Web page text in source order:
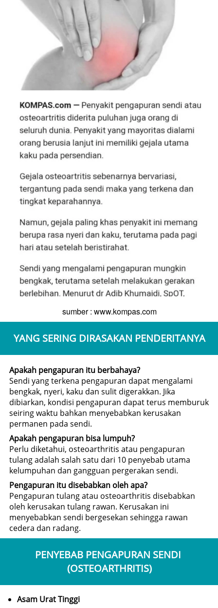
sumber : www.kompas.com
YANG SERING DIRASAKAN PENDERITANYA
Apakah pengapuran itu berbahaya?
Sendi yang terkena pengapuran dapat mengalami
bengkak, nyeri, kaku dan sulit digerakkan. Jika
dibiarkan, kondisi pengapuran dapat terus memburuk
seiring waktu bahkan menyebabkan kerusakan
permanen pada sendi.
Apakah pengapuran bisa lumpuh?
Perlu diketahui, osteoarthritis atau pengapuran
tulang adalah salah satu dari 10 penyebab utama
kelumpuhan dan gangguan pergerakan sendi.
Pengapuran itu disebabkan oleh apa?
Pengapuran tulang atau osteoarthritis disebabkan
oleh kerusakan tulang rawan. Kerusakan ini
menyebabkan sendi bergesekan sehingga rawan
cedera dan radang.
PENYEBAB PENGAPURAN SENDI
(OSTEOARTHRITIS)
Asam Urat Tinggi